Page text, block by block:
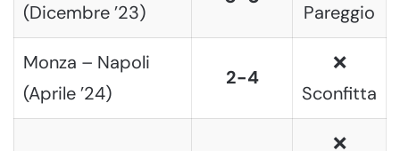
(Dicembre ’23)
Pareggio
Monza – Napoli
(Aprile ’24)
2-4
❌
Sconfitta
❌